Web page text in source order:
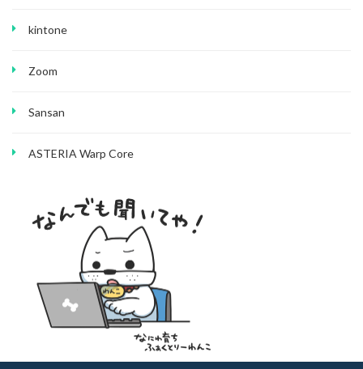
kintone
Zoom
Sansan
ASTERIA Warp Core